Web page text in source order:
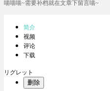
喵喵喵~需要补档就在文章下留言喵~
简介
视频
评论
下载
リグレット
删除